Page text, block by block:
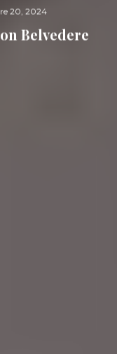
20, 2024
Belvedere